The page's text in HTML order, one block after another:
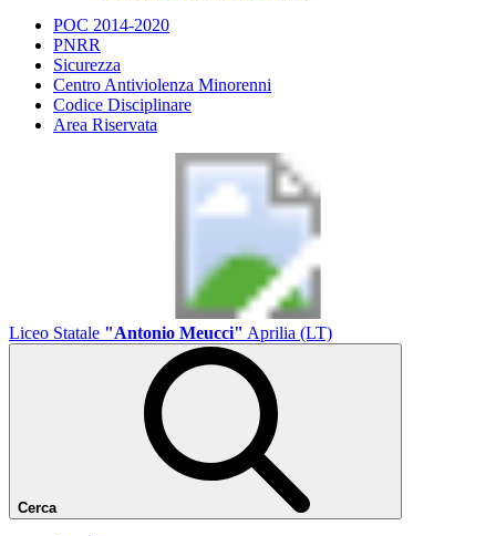
POC 2014-2020
PNRR
Sicurezza
Centro Antiviolenza Minorenni
Codice Disciplinare
Area Riservata
Liceo Statale "Antonio Meucci" Aprilia (LT)
Cerca